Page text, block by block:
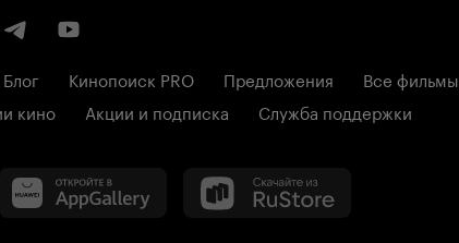
Блог Кинопоиск PRO Предложения Все фильмы
кино Акции и подписка Служба поддержки